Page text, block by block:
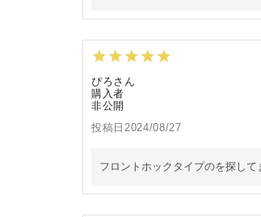
ぴろ
購入者
非公開
投稿日 2024/08/27
フロントホックタイプのを探して